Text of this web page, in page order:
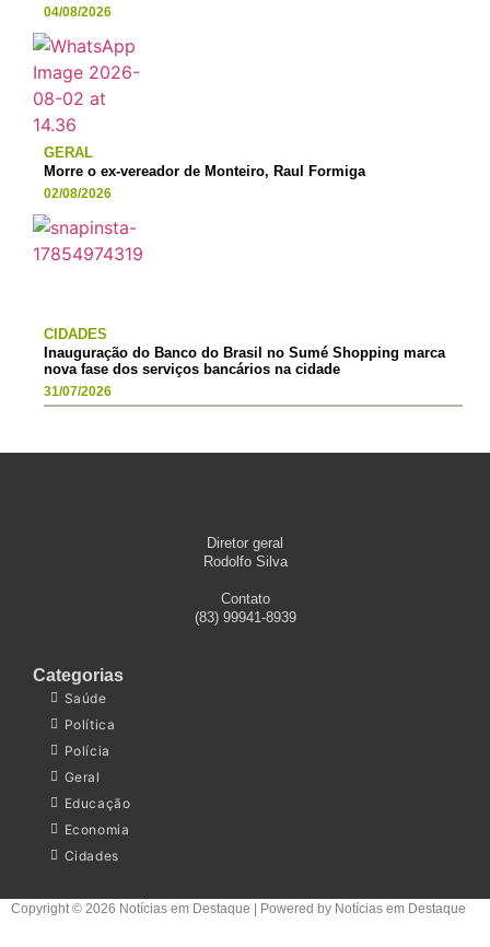
04/08/2026
GERAL
Morre o ex-vereador de Monteiro, Raul Formiga
02/08/2026
CIDADES
Inauguração do Banco do Brasil no Sumé Shopping marca
nova fase dos serviços bancários na cidade
31/07/2026
Diretor geral
Rodolfo Silva
Contato
(83) 99941-8939
Categorias
Saúde
Política
Polícia
Geral
Educação
Economia
Cidades
Copyright © 2026 Notícias em Destaque | Powered by Notícias em Destaque